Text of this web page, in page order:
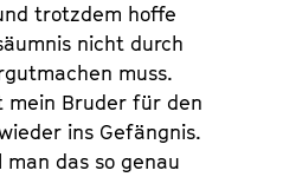
trotzdem hoffe
nicht durch
muss.
mein Bruder für den
ins Gefängnis.
das so genau